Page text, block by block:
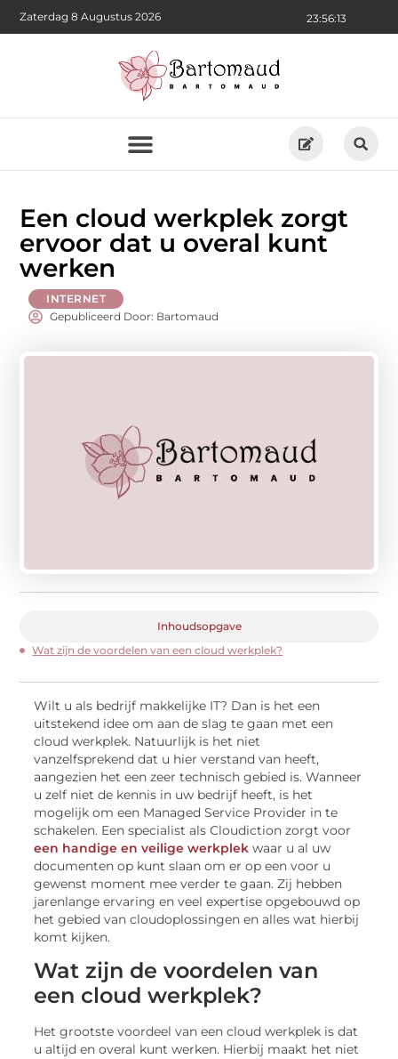
23:56:14
Zaterdag 8 Augustus 2026
Een cloud werkplek zorgt
ervoor dat u overal kunt
werken
INTERNET
Gepubliceerd Door: Bartomaud
Inhoudsopgave
Wat zijn de voordelen van een cloud werkplek?
Wilt u als bedrijf makkelijke IT? Dan is het een
uitstekend idee om aan de slag te gaan met een
cloud werkplek. Natuurlijk is het niet
vanzelfsprekend dat u hier verstand van heeft,
aangezien het een zeer technisch gebied is. Wanneer
u zelf niet de kennis in uw bedrijf heeft, is het
mogelijk om een Managed Service Provider in te
schakelen. Een specialist als Cloudiction zorgt voor
een handige en veilige werkplek waar u al uw
documenten op kunt slaan om er op een voor u
gewenst moment mee verder te gaan. Zij hebben
jarenlange ervaring en veel expertise opgebouwd op
het gebied van cloudoplossingen en alles wat hierbij
komt kijken.
Wat zijn de voordelen van
een cloud werkplek?
Het grootste voordeel van een cloud werkplek is dat
u altijd en overal kunt werken. Hierbij maakt het niet